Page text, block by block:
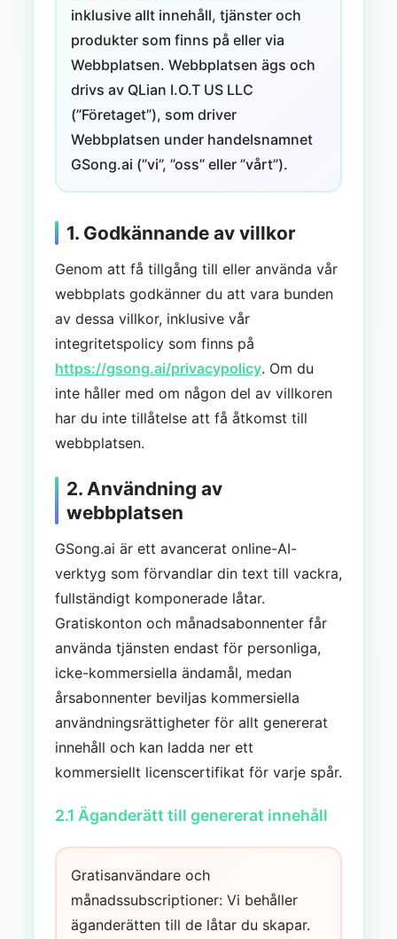
inklusive allt innehåll, tjänster och
produkter som finns på eller via
Webbplatsen. Webbplatsen ägs och
drivs av QLian I.O.T US LLC
(”Företaget”), som driver
Webbplatsen under handelsnamnet
GSong.ai (”vi”, ”oss” eller ”vårt”).
1. Godkännande av villkor
Genom att få tillgång till eller använda vår
webbplats godkänner du att vara bunden
av dessa villkor, inklusive vår
integritetspolicy som finns på
https://gsong.ai/privacypolicy. Om du
inte håller med om någon del av villkoren
har du inte tillåtelse att få åtkomst till
webbplatsen.
2. Användning av
webbplatsen
GSong.ai är ett avancerat online-AI-
verktyg som förvandlar din text till vackra,
fullständigt komponerade låtar.
Gratiskonton och månadsabonnenter får
använda tjänsten endast för personliga,
icke-kommersiella ändamål, medan
årsabonnenter beviljas kommersiella
användningsrättigheter för allt genererat
innehåll och kan ladda ner ett
kommersiellt licenscertifikat för varje spår.
2.1 Äganderätt till genererat innehåll
Gratisanvändare och
månadssubscriptioner: Vi behåller
äganderätten till de låtar du skapar.